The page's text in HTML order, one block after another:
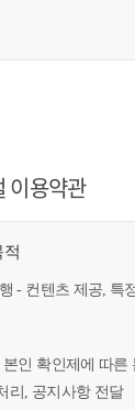
이용약관
적
- 컨텐츠 제공,
인 확인제에 따
리, 공지사항 전달